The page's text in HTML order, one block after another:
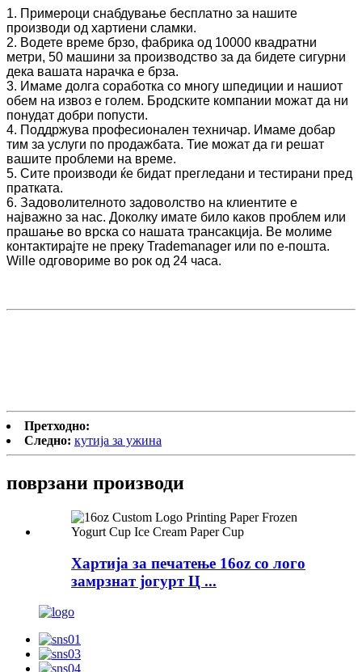
1. Примероци снабдување бесплатно за нашите
производи од хартиени сламки.
2. Водете време брзо, фабрика од 10000 квадратни
метри, 50 машини за производство за да бидете сигурни
дека вашата нарачка е брза.
3. Имаме долга соработка со многу шпедиции и нашиот
обем на извоз е голем. Бродските компании можат да ни
понудат добри попусти.
4. Поддржува професионален техничар. Имаме добар
тим за услуги по продажбата. Тие можат да ги решат
вашите проблеми на време.
5. Сите производи ќе бидат прегледани и тестирани пред
пратката.
6. Задоволителното задоволство на клиентите е
најважно за нас. Доколку имате било каков проблем или
прашање во врска со нашата трансакција. Ве молиме
контактирајте не преку Trademanager или по е-пошта.
Willе одговориме во рок од 24 часа.
Претходно:
Следно: кутија за ужина
поврзани производи
Хартија за печатење 16oz со лого
замрзнат јогурт Ц ...